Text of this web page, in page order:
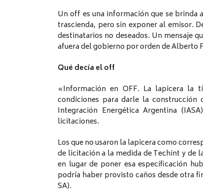
Un off es una información que se brinda
trascienda, pero sin exponer al emisor.
destinatarios no deseados. Un mensaje
afuera del gobierno por orden de Alberto
Qué decía el off
«Información en OFF. La lapicera la
condiciones para darle la construcción
Integración Energética Argentina
licitaciones.
Los que no usaron la lapicera como
de licitación a la medida de Techint y de
en lugar de poner esa especificación
podría haber provisto caños desde otra
SA).